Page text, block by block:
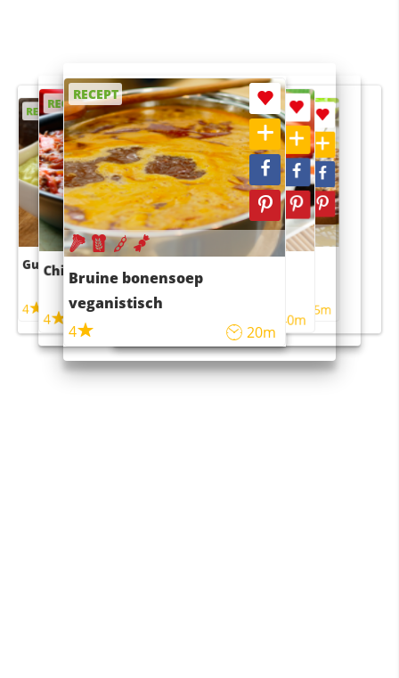
RECEPT
Guacamole
4
RECEPT
Chili con carne
4 45m
RECEPT
Bruine bonensoep
veganistisch
4
20m
RECEPT
Sushi rijstsalade
maaltijdsalade
40m
RECEPT
4 55m